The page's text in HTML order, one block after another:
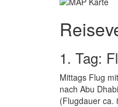
1. Tag:
Mittags Flug
nach Abu
(Flugdauer ca.